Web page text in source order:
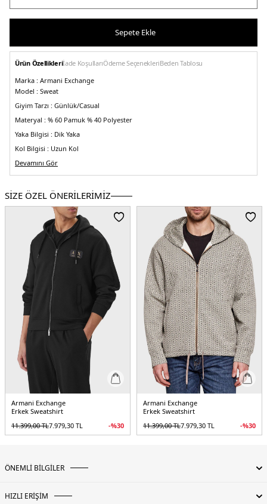
Sepete Ekle
Ürün Özellikleriİade KoşullarıÖdeme SeçenekleriBeden Tablosu
Marka : Armani Exchange
Model : Sweat
Giyim Tarzı : Günlük/Casual
Materyal : % 60 Pamuk % 40 Polyester
Yaka Bilgisi : Dik Yaka
Kol Bilgisi : Uzun Kol
Kapama Bilgisi :
Kalıp Bilgisi :Regular Fit
5DY13RZMFCZJDEZ52AF.07
Devamını Gör
SİZE ÖZEL ÖNERİLERİMİZ
Armani Exchange
Erkek Sweatshirt
11.399,00TL7.979,30 TL -%30
Armani Exchange
Erkek Sweatshirt
11.399,00TL7.979,30 TL -%30
ÖNEMLİ BİLGİLER
HIZLI ERİŞİM